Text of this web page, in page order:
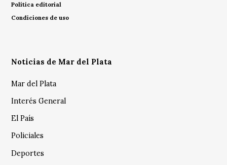
Política editorial
Condiciones de uso
Noticias de Mar del Plata
Mar del Plata
Interés General
El País
Policiales
Deportes